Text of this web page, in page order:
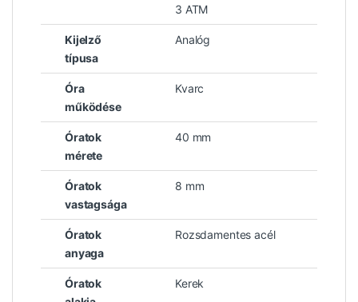
3 ATM
Kijelző
típusa
Analóg
Óra
működése
Kvarc
Óratok
mérete
40 mm
Óratok
vastagsága
8 mm
Óratok
anyaga
Rozsdamentes acél
Óratok
Kerek